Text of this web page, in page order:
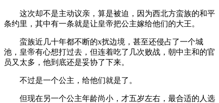
这次却不是主动议亲，算是被迫，因为西北方蛮族的和平
条约里，其中有一条就是让皇帝把公主嫁给他们的大王。
蛮族近几十年都不断的x扰边境，甚至还侵占了一个城
池，皇帝有心想打过去，但连着吃了几次败战，朝中主和的官
员又太多，他到底还是妥协了下来。
不过是一个公主，给他们就是了。
但现在另一个公主年龄尚小，才五岁左右，最合适的人选